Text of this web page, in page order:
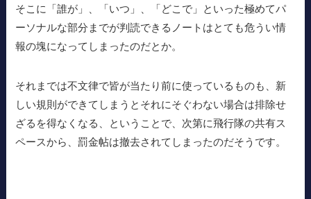
そこに「誰が」、「いつ」、「どこで」といった極めてパ
ーソナルな部分までが判読できるノートはとても危うい情
報の塊になってしまったのだとか。
それまでは不文律で皆が当たり前に使っているものも、新
しい規則ができてしまうとそれにそぐわない場合は排除せ
ざるを得なくなる、ということで、次第に飛行隊の共有ス
ペースから、罰金帖は撤去されてしまったのだそうです。